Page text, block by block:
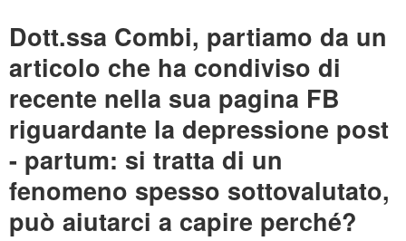
Dott.ssa Combi, partiamo da un
articolo che ha condiviso di
recente nella sua pagina FB
riguardante la depressione post
- partum: si tratta di un
fenomeno spesso sottovalutato,
può aiutarci a capire perché?